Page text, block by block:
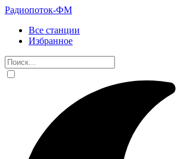
Радиопоток-ФМ
Все станции
Избранное